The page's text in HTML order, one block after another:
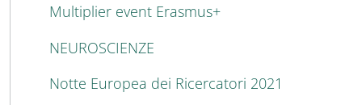
Multiplier event Erasmus+
NEUROSCIENZE
Notte Europea dei Ricercatori 2021